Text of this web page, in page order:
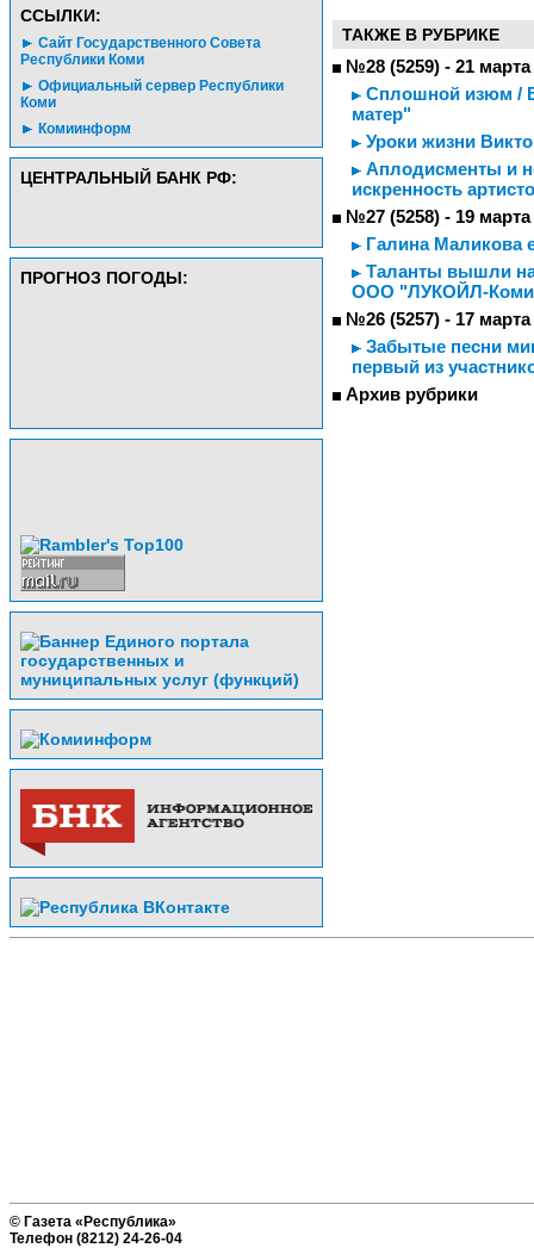
CСЫЛКИ:
Сайт Государственного Совета
Республики Коми
Официальный сервер Республики
Коми
Комиинформ
ЦЕНТРАЛЬНЫЙ БАНК РФ:
ПРОГНОЗ ПОГОДЫ:
ТАКЖЕ В РУБРИКЕ
№28 (5259) - 21 марта
Сплошной изюм /
матер"
Уроки жизни
Аплодисменты и
искренность
№27 (5258) - 19 марта
Галина Маликова
Таланты вышли на
ООО "ЛУКОЙЛ-
№26 (5257) - 17 марта
Забытые песни
первый из
Архив рубрики
© Газета «Республика»
Телефон (8212) 24-26-04